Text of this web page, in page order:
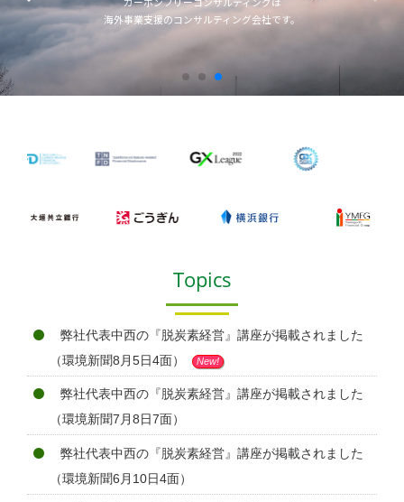
海外事業支援のコンサルティング会社です。
Topics
弊社代表中西の『脱炭素経営』講座が掲載されました
（環境新聞8月5日4面）
New!
弊社代表中西の『脱炭素経営』講座が掲載されました
（環境新聞7月8日7面）
弊社代表中西の『脱炭素経営』講座が掲載されました
（環境新聞6月10日4面）